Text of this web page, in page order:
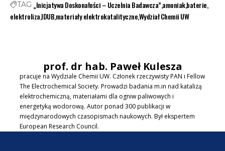
TAG „Inicjatywa Doskonałości – Uczelnia Badawcza”amoniakbaterie
elektrolizaIDUBmateriały elektrokatalityczneWydział Chemii UW
prof. dr hab. Paweł Kulesza
pracuje na Wydziale Chemii UW. Członek rzeczywisty PAN i Fellow
The Electrochemical Society. Prowadzi badania m.in nad katalizą
elektrochemiczną, materiałami dla ogniw paliwowych i
energetyką wodorową. Autor ponad 300 publikacji w
międzynarodowych czasopismach naukowych. Był ekspertem
European Research Council.